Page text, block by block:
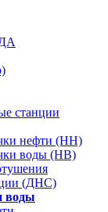
станции
нефти (НН)
воды (НВ)
(ДНС)
воды